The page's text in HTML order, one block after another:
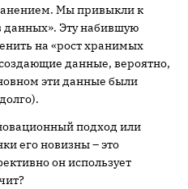
Мы привыкли к
данных». Эту набившую
на «рост хранимых
данные, вероятно,
эти данные были
подход или
его новизны – это
он использует